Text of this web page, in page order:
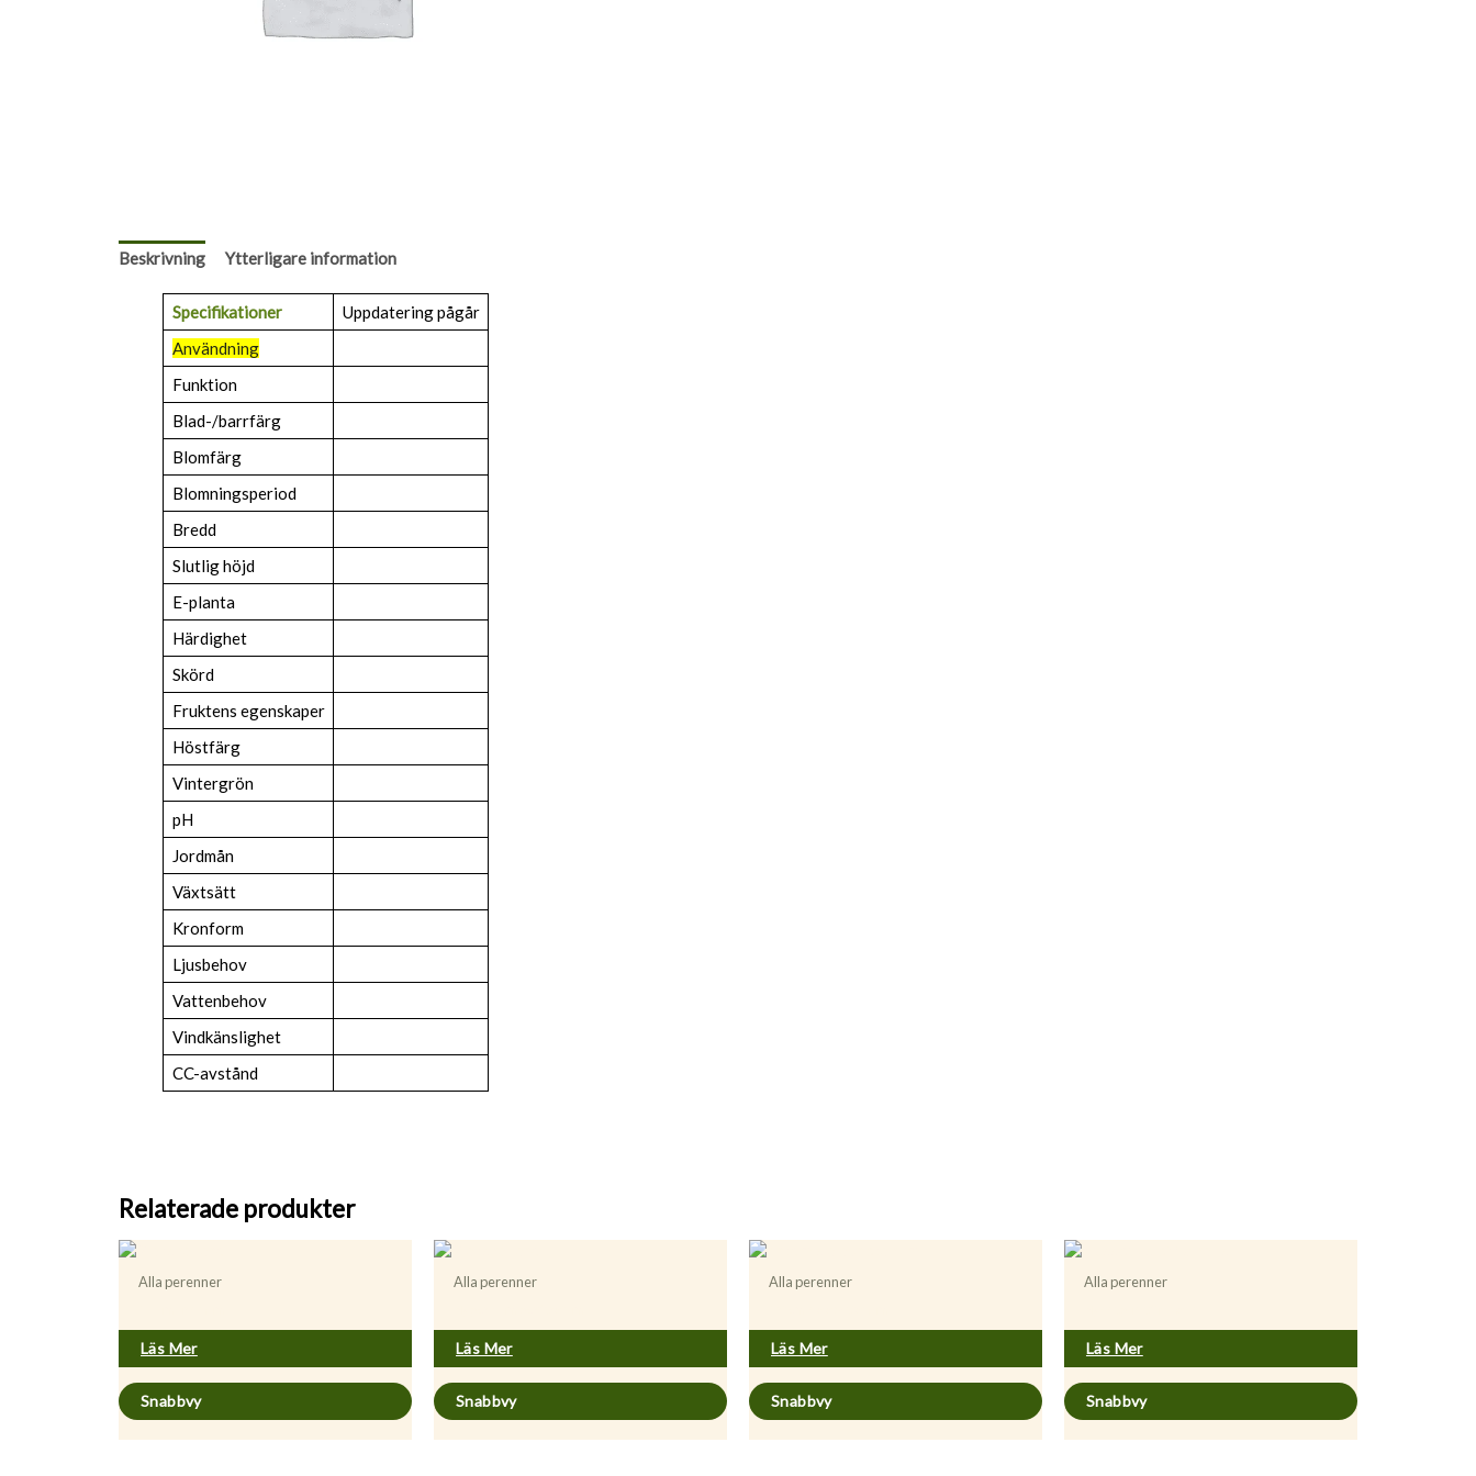
Beskrivning Ytterligare information
Specifikationer
Uppdatering pågår
Användning
Funktion
Blad-/barrfärg
Blomfärg
Blomningsperiod
Bredd
Slutlig höjd
E-planta
Härdighet
Skörd
Fruktens egenskaper
Höstfärg
Vintergrön
pH
Jordmån
Växtsätt
Kronform
Ljusbehov
Vattenbehov
Vindkänslighet
CC-avstånd
Relaterade produkter
Alla perenner
Läs Mer
Snabbvy
Alla perenner
Läs Mer
Snabbvy
Alla perenner
Läs Mer
Snabbvy
Alla perenner
Läs Mer
Snabbvy